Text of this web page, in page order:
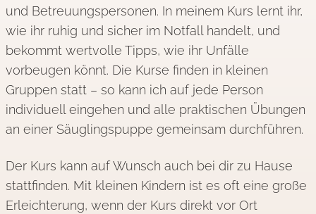
und Betreuungspersonen. In meinem Kurs lernt ihr,
wie ihr ruhig und sicher im Notfall handelt, und
bekommt wertvolle Tipps, wie ihr Unfälle
vorbeugen könnt. Die Kurse finden in kleinen
Gruppen statt – so kann ich auf jede Person
individuell eingehen und alle praktischen Übungen
an einer Säuglingspuppe gemeinsam durchführen.
Der Kurs kann auf Wunsch auch bei dir zu Hause
stattfinden. Mit kleinen Kindern ist es oft eine große
Erleichterung, wenn der Kurs direkt vor Ort